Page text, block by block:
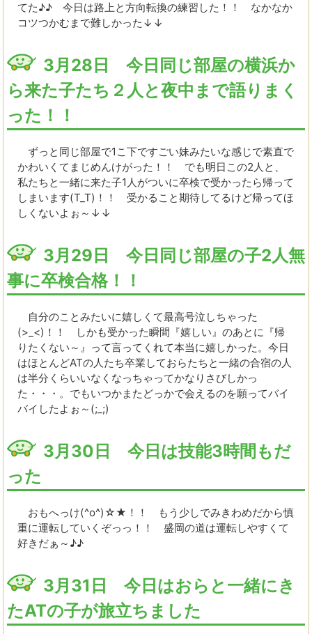
てた♪♪ 今日は路上と方向転換の練習した！！ なかなか
コツつかむまで難しかった↓↓
3月28日 今日同じ部屋の横浜か
ら来た子たち２人と夜中まで語りまく
った！！
ずっと同じ部屋で1こ下ですごい妹みたいな感じで素直で
かわいくてまじめんけがった！！ でも明日この2人と、
私たちと一緒に来た子1人がついに卒検で受かったら帰って
しまいます(T_T)！！ 受かること期待してるけど帰ってほ
しくないよぉ～↓↓
3月29日 今日同じ部屋の子2人無
事に卒検合格！！
自分のことみたいに嬉しくて最高号泣しちゃった
(>_<)！！ しかも受かった瞬間『嬉しい』のあとに『帰
りたくない～』って言ってくれて本当に嬉しかった。今日
はほとんどATの人たち卒業しておらたちと一緒の合宿の人
は半分くらいいなくなっちゃってかなりさびしかっ
た・・・。でもいつかまたどっかで会えるのを願ってバイ
バイしたよぉ～(;_;)
3月30日 今日は技能3時間もだ
った
おもへっけ(^o^)☆★！！ もう少しでみきわめだから慎
重に運転していくぞっっ！！ 盛岡の道は運転しやすくて
好きだぁ～♪♪
3月31日 今日はおらと一緒にき
たATの子が旅立ちました